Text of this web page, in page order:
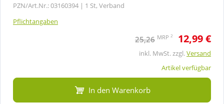
PZN/Art.Nr.: 03160394 | 1 St, Verband
Pflichtangaben
25,26 MRP 2 12,99 €
inkl. MwSt. zzgl.Versand
Artikel verfügbar
In den Warenkorb